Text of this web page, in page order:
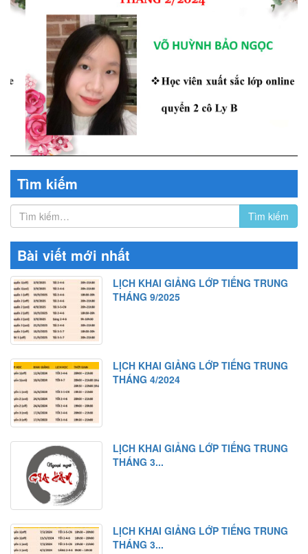
Tìm kiếm
Bài viết mới nhất
LỊCH KHAI GIẢNG LỚP TIẾNG TRUNG
THÁNG 9/2025
LỊCH KHAI GIẢNG LỚP TIẾNG TRUNG
THÁNG 4/2024
LỊCH KHAI GIẢNG LỚP TIẾNG TRUNG
THÁNG 3...
LỊCH KHAI GIẢNG LỚP TIẾNG TRUNG
THÁNG 3...